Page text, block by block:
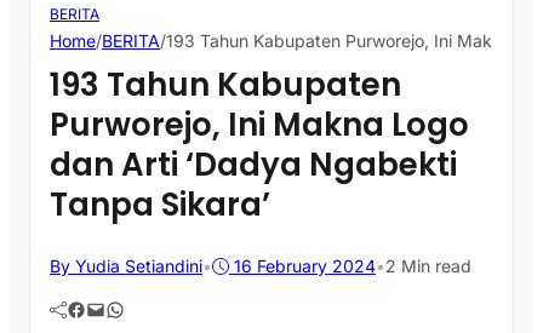
BERITA
Home/BERITA/193 Tahun Kabupaten Purworejo, Ini Makna
193 Tahun Kabupaten
Purworejo, Ini Makna Logo
dan Arti ‘Dadya Ngabekti
Tanpa Sikara’
By Yudia Setiandini• 16 February 2024•2 Min read
Facebook Mail WhatsApp